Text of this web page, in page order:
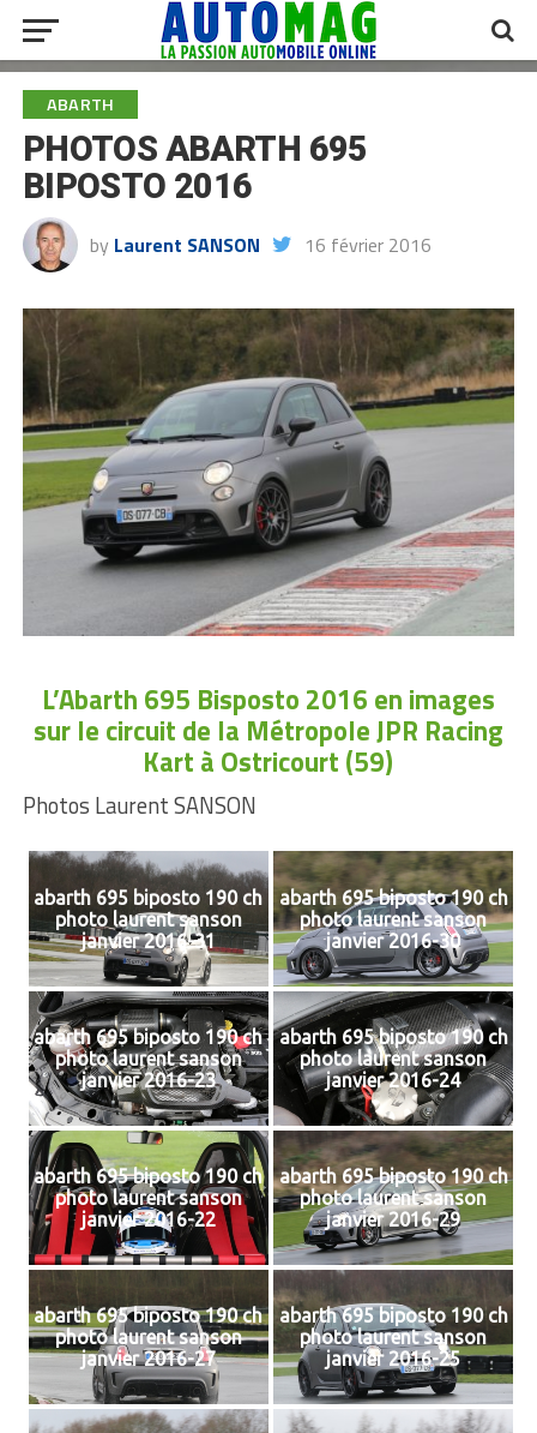
ABARTH
PHOTOS ABARTH 695
BIPOSTO 2016
by Laurent SANSON 16 février 2016
L’Abarth 695 Bisposto 2016 en images
sur le circuit de la Métropole JPR Racing
Kart à Ostricourt (59)
Photos Laurent SANSON
abarth 695 biposto 190 ch
photo laurent sanson
janvier 2016-31
abarth 695 biposto 190 ch
photo laurent sanson
janvier 2016-30
abarth 695 biposto 190 ch
photo laurent sanson
janvier 2016-23
abarth 695 biposto 190 ch
photo laurent sanson
janvier 2016-24
abarth 695 biposto 190 ch
photo laurent sanson
janvier 2016-22
abarth 695 biposto 190 ch
photo laurent sanson
janvier 2016-29
abarth 695 biposto 190 ch
photo laurent sanson
janvier 2016-27
abarth 695 biposto 190 ch
photo laurent sanson
janvier 2016-25